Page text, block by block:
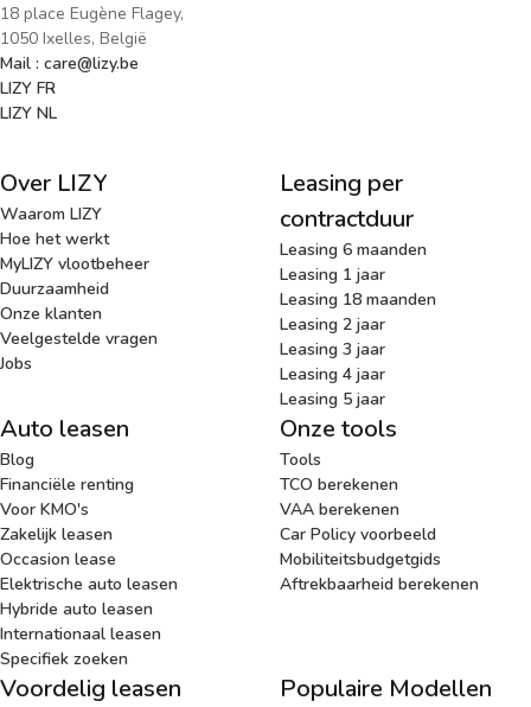
18 place Eugène Flagey,
1050 Ixelles, België
Mail : care@lizy.be
LIZY FR
LIZY NL
Over LIZY
Waarom LIZY
Hoe het werkt
MyLIZY vlootbeheer
Duurzaamheid
Onze klanten
Veelgestelde vragen
Jobs
Leasing per
contractduur
Leasing 6 maanden
Leasing 1 jaar
Leasing 18 maanden
Leasing 2 jaar
Leasing 3 jaar
Leasing 4 jaar
Leasing 5 jaar
Auto leasen
Blog
Financiële renting
Voor KMO's
Zakelijk leasen
Occasion lease
Elektrische auto leasen
Hybride auto leasen
Internationaal leasen
Specifiek zoeken
Onze tools
Tools
TCO berekenen
VAA berekenen
Car Policy voorbeeld
Mobiliteitsbudgetgids
Aftrekbaarheid berekenen
Voordelig leasen Populaire Modellen